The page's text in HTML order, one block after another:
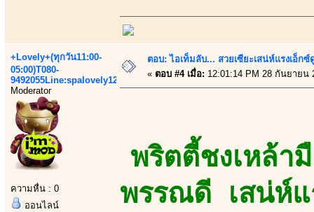
+Lovely+(ทุกวัน11:00-
05:00)T080-
9492055Line:spalovely123
Moderator
ความหื่น : 0
ออนไลน์
ตอบ: ไอเท็มลับ... สวยเซียะเสน่ห์แรงเอ็ก
« ตอบ #4 เมื่อ: 12:01:14 PM 28 กันยายน
พริตตี้ชงเหล้า
พรรณดี เสน่ห์